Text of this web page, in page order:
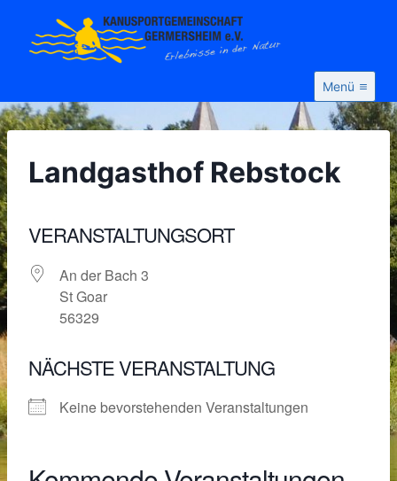
Inhalt
springen
Menü
Landgasthof Rebstock
VERANSTALTUNGSORT
An der Bach 3
St Goar
56329
NÄCHSTE VERANSTALTUNG
Keine bevorstehenden Veranstaltungen